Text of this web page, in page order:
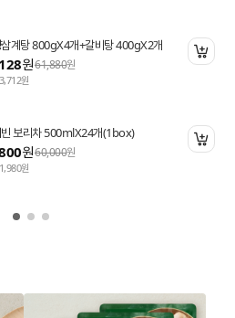
삼계탕 800gX4개+갈비탕 400gX2개
원61,880원
원
빈 보리차 500mlX24개(1box)
원60,000원
원